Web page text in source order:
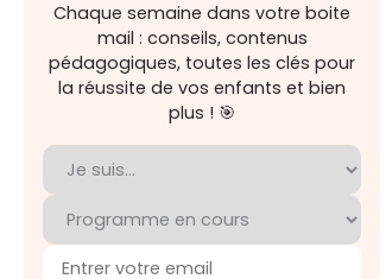
Chaque semaine dans votre boite
mail : conseils, contenus
pédagogiques, toutes les clés pour
la réussite de vos enfants et bien
plus ! 🎯